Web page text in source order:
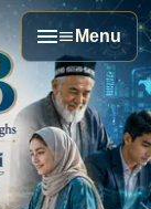
Menu